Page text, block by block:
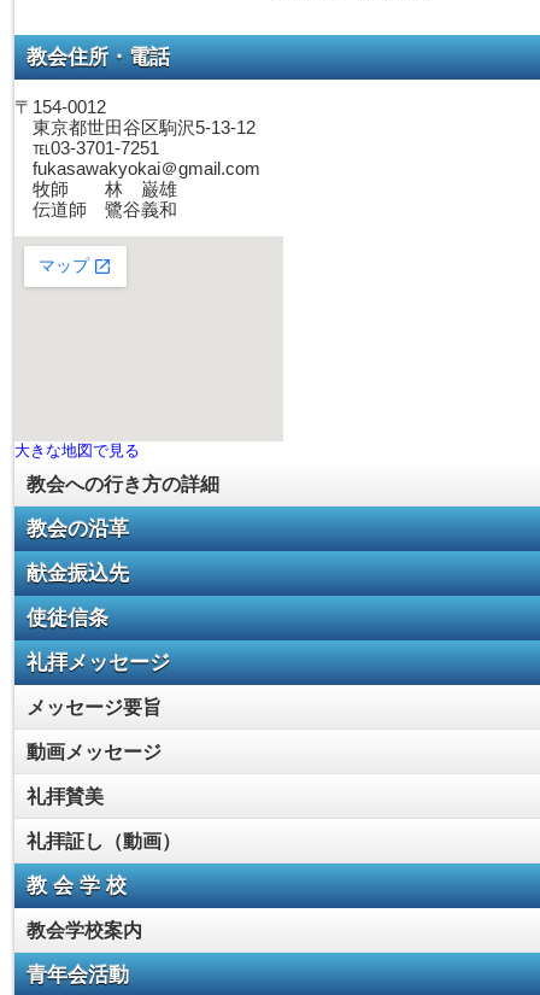
教会住所・電話
〒154-0012
東京都世田谷区駒沢5-13-12
℡03-3701-7251
fukasawakyokai＠gmail.com
牧師 林 巌雄
伝道師 鷺谷義和
大きな地図で見る
教会への行き方の詳細
教会の沿革
献金振込先
使徒信条
礼拝メッセージ
メッセージ要旨
動画メッセージ
礼拝賛美
礼拝証し（動画）
教 会 学 校
教会学校案内
青年会活動